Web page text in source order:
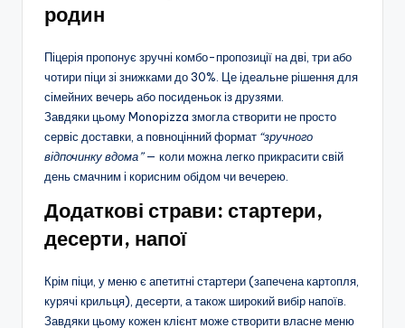
родин
Піцерія пропонує зручні комбо-пропозиції на дві, три або
чотири піци зі знижками до 30%. Це ідеальне рішення для
сімейних вечерь або посиденьок із друзями.
Завдяки цьому Monopizza змогла створити не просто
сервіс доставки, а повноцінний формат “зручного
відпочинку вдома”— коли можна легко прикрасити свій
день смачним і корисним обідом чи вечерею.
Додаткові страви: стартери,
десерти, напої
Крім піци, у меню є апетитні стартери (запечена картопля,
курячі крильця), десерти, а також широкий вибір напоїв.
Завдяки цьому кожен клієнт може створити власне меню